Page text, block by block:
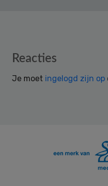
Reader
Reacties
Je moet ingelogd zijn op